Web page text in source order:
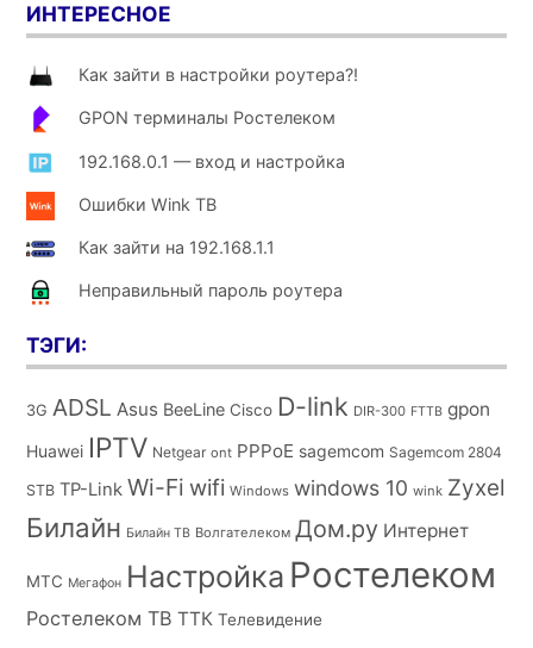
ИНТЕРЕСНОЕ
Как зайти в настройки роутера?!
GPON терминалы Ростелеком
192.168.0.1 — вход и настройка
Ошибки Wink ТВ
Как зайти на 192.168.1.1
Неправильный пароль роутера
ТЭГИ:
3G ADSL Asus BeeLine Cisco D-link DIR-300 FTTB gpon
Huawei IPTV Netgear ont PPPoE sagemcom Sagemcom 2804
STB TP-Link Wi-Fi wifi Windows windows 10 wink Zyxel
Билайн Билайн ТВ Волгателеком Дом.ру Интернет
МТС Мегафон Настройка Ростелеком
Ростелеком ТВ ТТК Телевидение